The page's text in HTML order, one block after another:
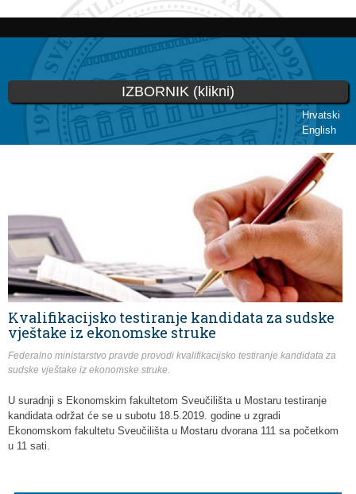
Skoči
glavni
sadržaj
Hrvatski
English
IZBORNIK (klikni)
Kvalifikacijsko testiranje kandidata za sudske
vještake iz ekonomske struke
Federalno ministarstvo pravde provodi kvalifikacijsko testiranje kandidata za
sudske vještake iz ekonomske struke.
U suradnji s Ekonomskim fakultetom Sveučilišta u Mostaru testiranje
kandidata održat će se u subotu 18.5.2019. godine u zgradi
Ekonomskom fakultetu Sveučilišta u Mostaru dvorana 111 sa početkom
u 11 sati.